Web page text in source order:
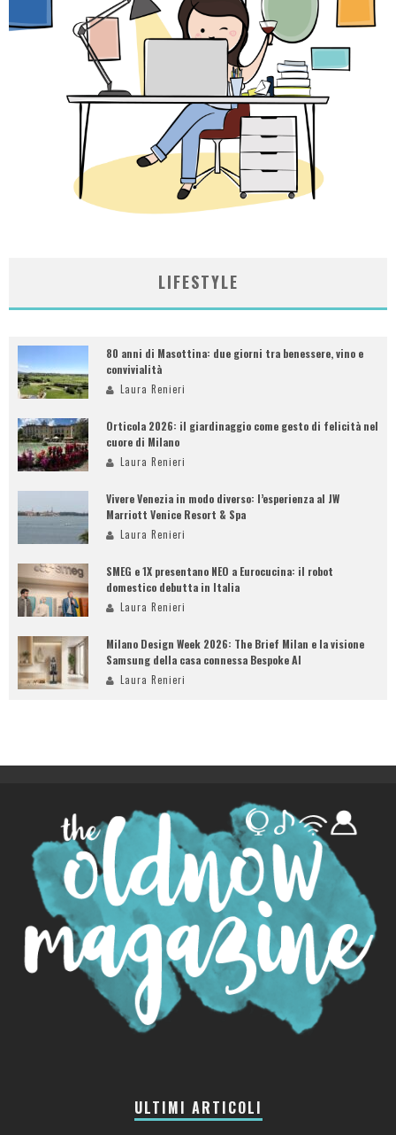
LIFESTYLE
80 anni di Masottina: due giorni tra benessere, vino e
convivialità
Laura Renieri
Orticola 2026: il giardinaggio come gesto di felicità nel
cuore di Milano
Laura Renieri
Vivere Venezia in modo diverso: l’esperienza al JW
Marriott Venice Resort & Spa
Laura Renieri
SMEG e 1X presentano NEO a Eurocucina: il robot
domestico debutta in Italia
Laura Renieri
Milano Design Week 2026: The Brief Milan e la visione
Samsung della casa connessa Bespoke AI
Laura Renieri
ULTIMI ARTICOLI